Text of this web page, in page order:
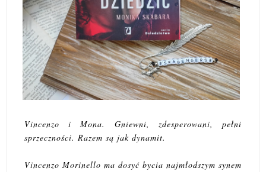
Vincenzo i Mona. Gniewni, zdesperowani, pełni
sprzeczności. Razem są jak dynamit.
Vincenzo Morinello ma dosyć bycia najmłodszym synem